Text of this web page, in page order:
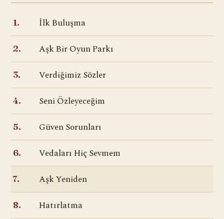
1. İlk Buluşma
2. Aşk Bir Oyun Parkı
3. Verdiğimiz Sözler
4. Seni Özleyeceğim
5. Güven Sorunları
6. Vedaları Hiç Sevmem
7. Aşk Yeniden
8. Hatırlatma